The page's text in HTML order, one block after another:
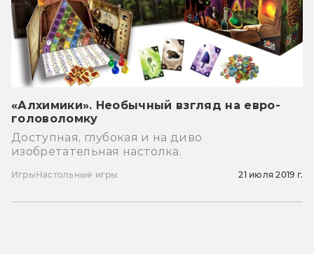
«Алхимики». Необычный взгляд на евро-
головоломку
Доступная, глубокая и на диво
изобретательная настолка.
ИгрыНастольные игры 21 июля 2019 г.